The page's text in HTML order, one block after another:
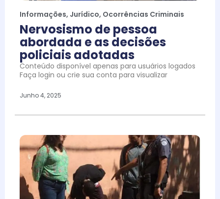
Informações, Jurídico, Ocorrências Criminais
Nervosismo de pessoa
abordada e as decisões
policiais adotadas
Conteúdo disponível apenas para usuários logados
Faça login ou crie sua conta para visualizar
Junho 4, 2025